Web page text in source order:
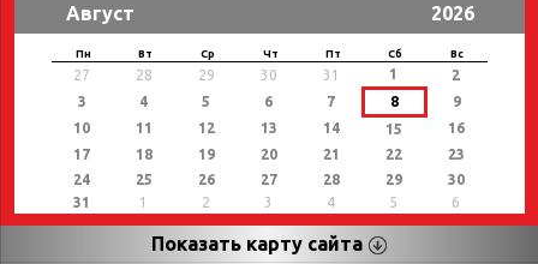
Август 2026
Пн Вт Ср Чт Пт Сб Вс
27 28 29 30 31 1
2
3
4 5 6 7 8
9
10
11 12 13 14 15
16
17
18 19 20 21 22
23
24
25 26 27 28 29
30
31
1 2 3 4 5 6
Показать карту сайта